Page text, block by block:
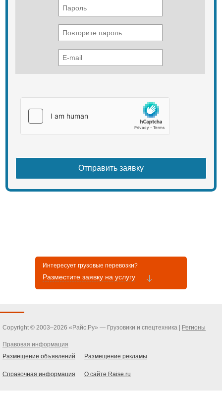
Интересует грузовые перевозки?
Разместите заявку на услугу
Copyright © 2003–2026 «Райс.Ру» — Грузовики и спецтехника | Регионы
Правовая информация
Размещение объявлений
Размещение рекламы
Справочная информация О сайте Raise.ru